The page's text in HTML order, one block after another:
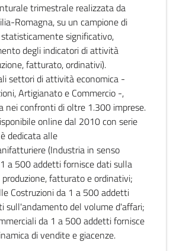
trimestrale realizzata da
Romagna, su un campione di
significativo,
degli indicatori di attività
fatturato, ordinativi).
settori di attività economica -
Artigianato e Commercio -,
nei confronti di oltre 1.300 imprese.
online dal 2010 con serie
dedicata alle
(Industria in senso
a 500 addetti fornisce dati sulla
fatturato e ordinativi;
Costruzioni da 1 a 500 addetti
sull'andamento del volume d'affari;
da 1 a 500 addetti fornisce
di vendite e giacenze.